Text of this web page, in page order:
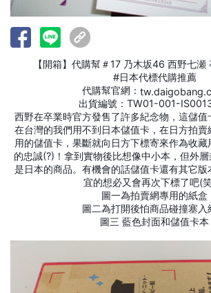
【開箱】代購幫＃17 乃木坂46 西野七瀬
#日本代標代購推薦
代購幫官網：
出貨編號：TW01-001-
西野在卒業時官方發售了許多紀念物，這儲值
在台灣的我們用不到日本儲值卡，在日方拍賣
用的儲值卡，果斷就向日方下標寄來作為收
的忠誠(?)！拿到實物後比想像中小本，但外
是日本的商品。有機會的話儲值卡還有其它版
宜的想必又會再次下標了吧(笑
圖一為拍賣網專用的紙盒
圖二為打開後怕商品碰撞塞入
圖三 藍色封面和儲值卡本